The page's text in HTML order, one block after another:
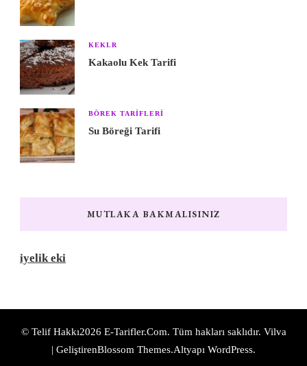
KEKLR
Kakaolu Kek Tarifi
BÖREK TARIFLERI
Su Böreği Tarifi
MUTLAKA BAKMALISINIZ
iyelik eki
© Telif Hakkı2026 E-Tarifler.Com. Tüm hakları saklıdır. Vilva
| GeliştirenBlossom Themes.Altyapı WordPress.